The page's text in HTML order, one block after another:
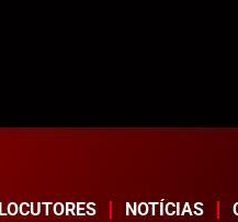
LOCUTORES NOTÍCIAS